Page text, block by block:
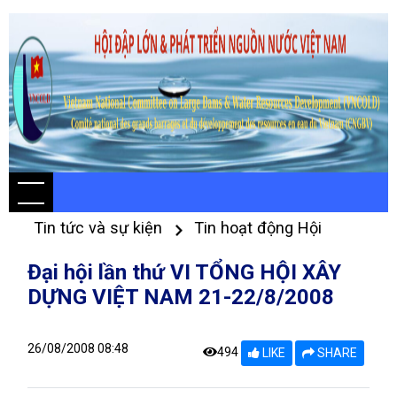
Tin tức và sự kiện Tin hoạt động Hội
Đại hội lần thứ VI TỔNG HỘI XÂY
DỰNG VIỆT NAM 21-22/8/2008
26/08/2008 08:48 494 LIKE SHARE